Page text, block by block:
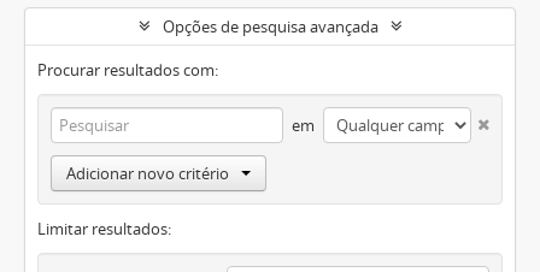
Opções de pesquisa avançada
Procurar resultados com:
em
Adicionar novo critério
Limitar resultados: